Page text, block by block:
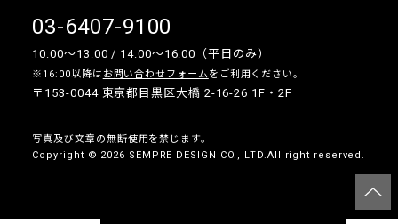
03-6407-9100
10:00〜13:00 / 14:00〜16:00（平日のみ）
※16:00以降は お問い合わせフォームをご利用ください。
〒153-0044 東京都目黒区大橋 2-16-26 1F・2F
写真及び文章の無断使用を禁じます。
Copyright © 2026 SEMPRE DESIGN CO., LTD.All right reserved.